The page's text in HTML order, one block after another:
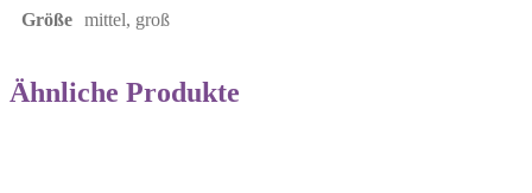
Größe mittel, groß
Ähnliche Produkte